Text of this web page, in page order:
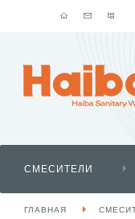
СМЕСИТЕЛИ
ГЛАВНАЯ